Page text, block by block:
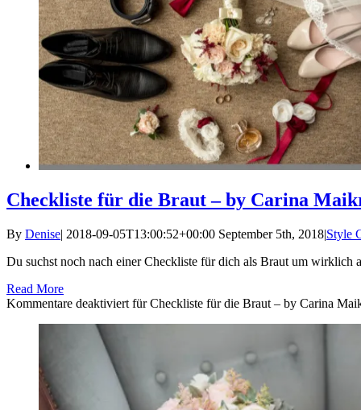
Checkliste für die Braut – by Carina
By Denise| 2018-09-05T13:00:52+00:00 September 5th, 2018|Style
Du suchst noch nach einer Checkliste für dich als Braut um
Read More
Kommentare deaktiviert für Checkliste für die Braut – by Carina